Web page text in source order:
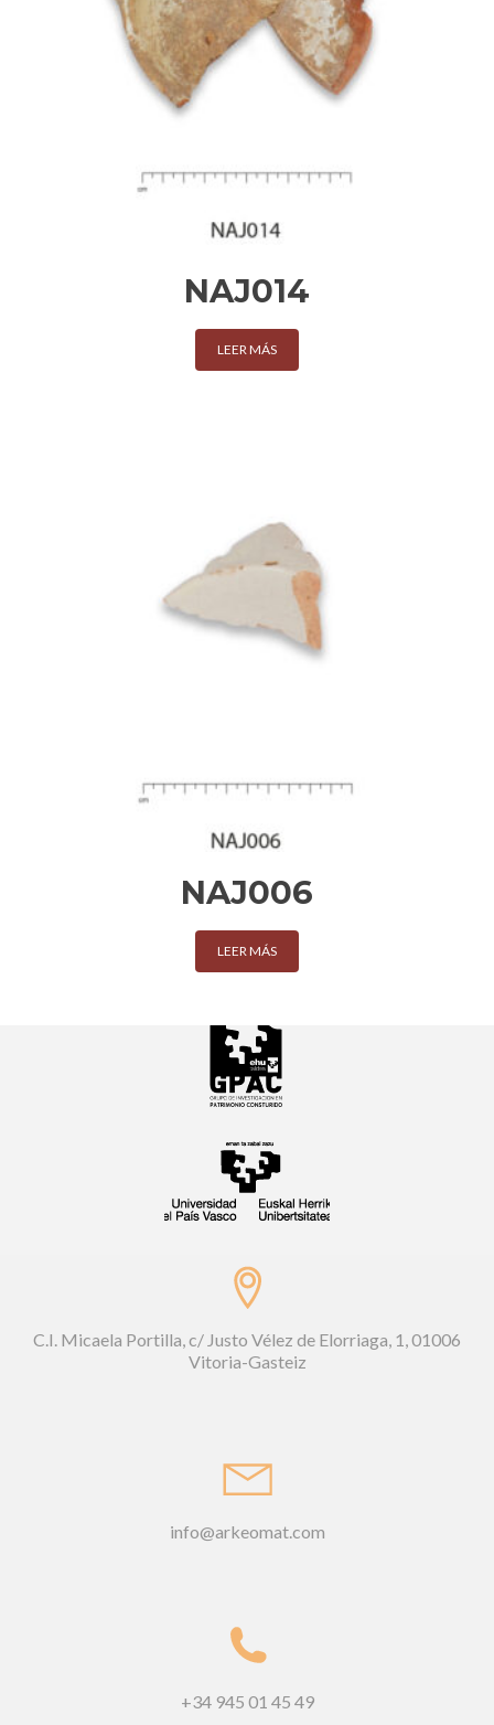
NAJ014
LEER MÁS
NAJ006
LEER MÁS
C.I. Micaela Portilla, c/ Justo Vélez de Elorriaga, 1, 01006
Vitoria-Gasteiz
info@arkeomat.com
+34 945 01 45 49